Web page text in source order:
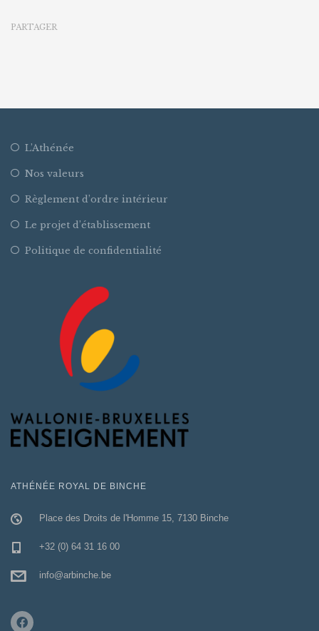
PARTAGER
L’Athénée
Nos valeurs
Règlement d’ordre intérieur
Le projet d’établissement
Politique de confidentialité
ATHÉNÉE ROYAL DE BINCHE
Place des Droits de l'Homme 15, 7130 Binche
+32 (0) 64 31 16 00
info@arbinche.be